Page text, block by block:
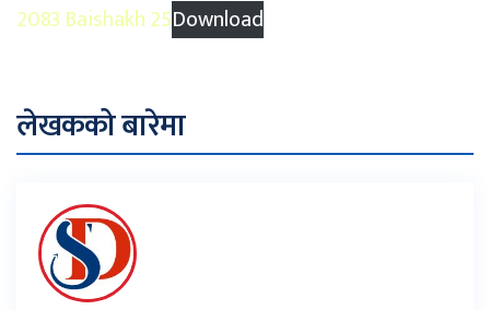
2083 Baishakh 25Download
लेखकको बारेमा